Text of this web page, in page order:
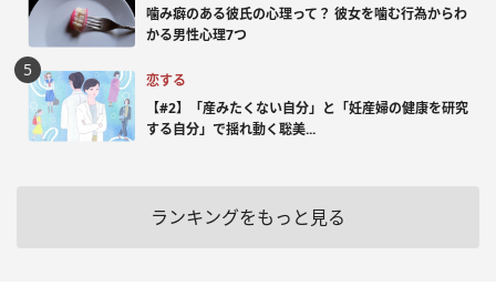
噛み癖のある彼氏の心理って？ 彼女を噛む行為からわ
かる男性心理7つ
恋する
【#2】「産みたくない自分」と「妊産婦の健康を研究
する自分」で揺れ動く聡美...
ランキングをもっと見る